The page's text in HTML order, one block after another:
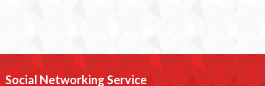
Social Networking Service